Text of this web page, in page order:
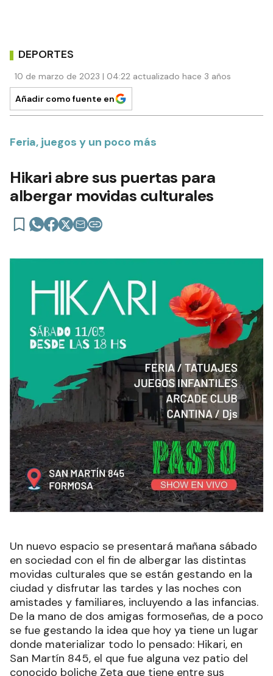
DEPORTES
10 de marzo de 2023 | 04:22 actualizado hace 3 años
Añadir como fuente en
Feria, juegos y un poco más
Hikari abre sus puertas para
albergar movidas culturales
Un nuevo espacio se presentará mañana sábado
en sociedad con el fin de albergar las distintas
movidas culturales que se están gestando en la
ciudad y disfrutar las tardes y las noches con
amistades y familiares, incluyendo a las infancias.
De la mano de dos amigas formoseñas, de a poco
se fue gestando la idea que hoy ya tiene un lugar
donde materializar todo lo pensado: Hikari, en
San Martín 845, el que fue alguna vez patio del
conocido boliche Zeta que tiene entre sus